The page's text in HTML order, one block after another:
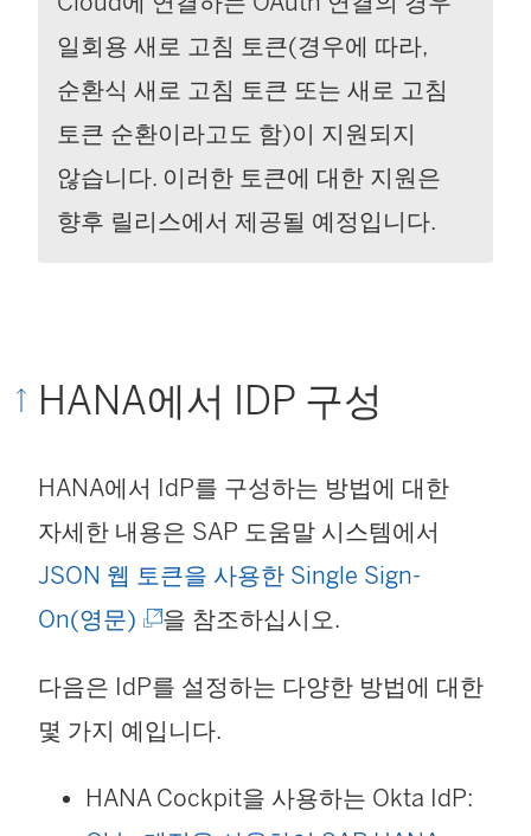
일회용 새로 고침 토큰(경우에 따라,
순환식 새로 고침 토큰 또는 새로 고침
토큰 순환이라고도 함)이 지원되지
않습니다. 이러한 토큰에 대한 지원은
향후 릴리스에서 제공될 예정입니다.
HANA에서 IDP 구성
HANA에서 IdP를 구성하는 방법에 대한
자세한 내용은 SAP 도움말 시스템에서
JSON 웹 토큰을 사용한 Single Sign-
On(영문) (
크
가
새
을 참조하십시오.
다음은 IdP를 설정하는 다양한 방법에 대한
몇 가지 예입니다.
HANA Cockpit을 사용하는 Okta IdP: